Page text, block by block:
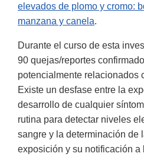
elevados de plomo y cromo:
manzana y canela.
Durante el curso de esta
90 quejas/reportes
potencialmente relacionados
Existe un desfase entre la
desarrollo de cualquier
rutina para detectar niveles
sangre y la determinación de
exposición y su notificación a